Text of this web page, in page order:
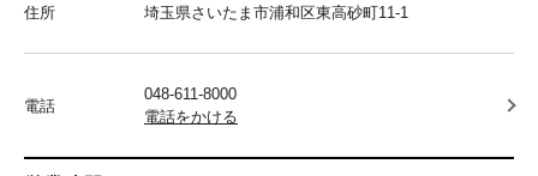
住所 埼玉県さいたま市浦和区東高砂町11-1
電話
048-611-8000
電話をかける